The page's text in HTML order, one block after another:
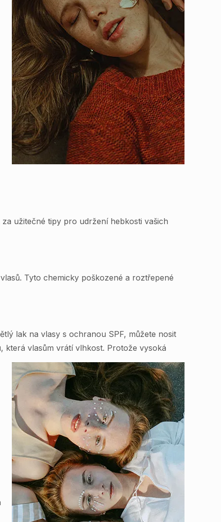
užitečné tipy pro udržení hebkosti vašich
Tyto chemicky poškozené a roztřepené
lak na vlasy s ochranou SPF, můžete nosit
která vlasům vrátí vlhkost. Protože vysoká